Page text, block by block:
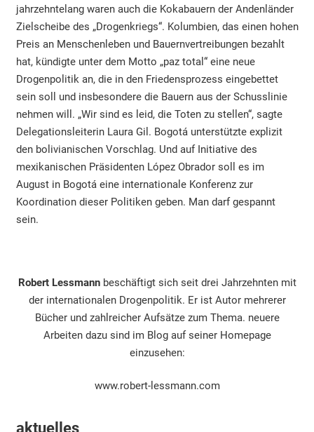
jahrzehntelang waren auch die Kokabauern der Andenländer
Zielscheibe des „Drogenkriegs“. Kolumbien, das einen hohen
Preis an Menschenleben und Bauernvertreibungen bezahlt
hat, kündigte unter dem Motto „paz total“ eine neue
Drogenpolitik an, die in den Friedensprozess eingebettet
sein soll und insbesondere die Bauern aus der Schusslinie
nehmen will. „Wir sind es leid, die Toten zu stellen“, sagte
Delegationsleiterin Laura Gil. Bogotá unterstützte explizit
den bolivianischen Vorschlag. Und auf Initiative des
mexikanischen Präsidenten López Obrador soll es im
August in Bogotá eine internationale Konferenz zur
Koordination dieser Politiken geben. Man darf gespannt
sein.
Robert Lessmannbeschäftigt sich seit drei Jahrzehnten mit
der internationalen Drogenpolitik. Er ist Autor mehrerer
Bücher und zahlreicher Aufsätze zum Thema. neuere
Arbeiten dazu sind im Blog auf seiner Homepage
einzusehen:
www.robert-lessmann.com
aktuelles